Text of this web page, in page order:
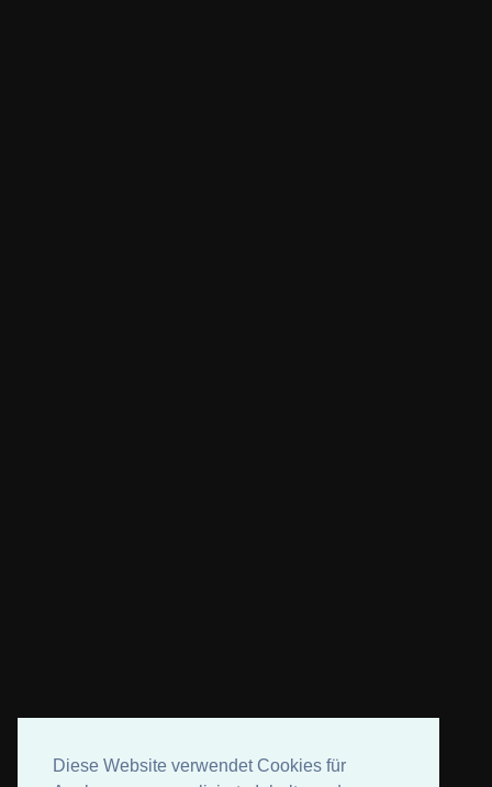
Diese Website verwendet Cookies für